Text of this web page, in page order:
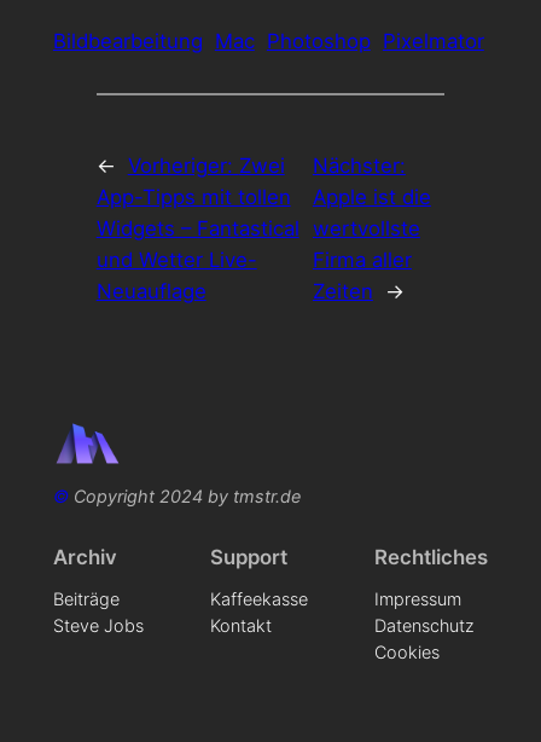
Bildbearbeitung Mac Photoshop Pixelmator
← Vorheriger: Zwei
App-Tipps mit tollen
Widgets – Fantastical
und Wetter Live-
Neuauflage
Nächster:
Apple ist die
wertvollste
Firma aller
Zeiten
→
©Copyright 2024 by tmstr.de
Archiv
Beiträge
Steve Jobs
Support
Kaffeekasse
Kontakt
Rechtliches
Impressum
Datenschutz
Cookies